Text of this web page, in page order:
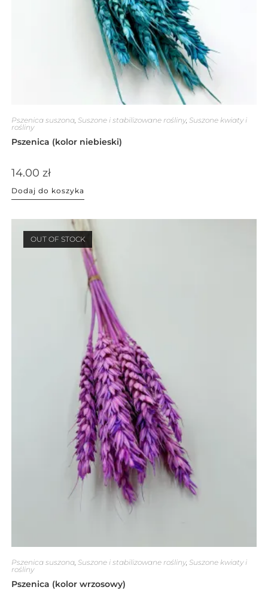
Pszenica suszona, Suszone i stabilizowane rośliny, Suszone kwiaty i
rośliny
Pszenica (kolor niebieski)
14.00 zł
Dodaj do koszyka
OUT OF STOCK
Pszenica suszona, Suszone i stabilizowane rośliny, Suszone kwiaty i
rośliny
Pszenica (kolor wrzosowy)